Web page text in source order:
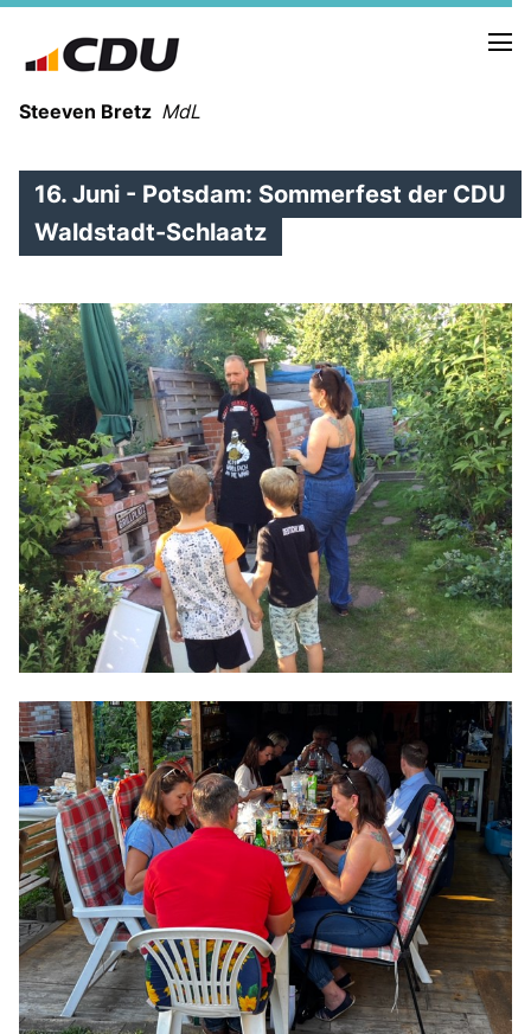
Steeven Bretz MdL
WAHLKREISBESUCHE
PRESSEFOTOS
MEIN BÜRGERBÜRO
MEIN WAHLKREIS
ZIELE
Redebeiträge
Anträge CDU
Kleine Anfragen
CDU Deutschland
CDU Brandenburg
CDU Potsdam
16. Juni - Potsdam: Sommerfest der CDU
Waldstadt-Schlaatz